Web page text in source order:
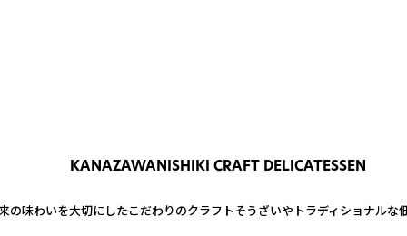
KANAZAWANISHIKI CRAFT DELICATESSEN
の味わいを大切にしたこだわりのクラフトそうざいやトラディショナルな